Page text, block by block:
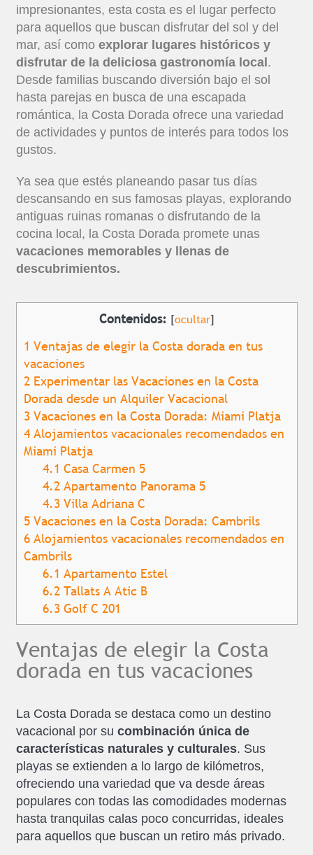
impresionantes, esta costa es el lugar perfecto
para aquellos que buscan disfrutar del sol y del
mar, así como explorar lugares históricos y
disfrutar de la deliciosa gastronomía local .
Desde familias buscando diversión bajo el sol
hasta parejas en busca de una escapada
romántica, la Costa Dorada ofrece una variedad
de actividades y puntos de interés para todos los
gustos.
Ya sea que estés planeando pasar tus días
descansando en sus famosas playas, explorando
antiguas ruinas romanas o disfrutando de la
cocina local, la Costa Dorada promete unas
vacaciones memorables y llenas de
descubrimientos.
Contenidos: [ocultar]
1 Ventajas de elegir la Costa dorada en tus
vacaciones
2Experimentar las Vacaciones en la Costa
Dorada desde un Alquiler Vacacional
3Vacaciones en la Costa Dorada: Miami Platja
4Alojamientos vacacionales recomendados en
Miami Platja
4.1 Casa Carmen 5
4.2Apartamento Panorama 5
4.3Villa Adriana C
5Vacaciones en la Costa Dorada: Cambrils
6Alojamientos vacacionales recomendados en
Cambrils
6.1 Apartamento Estel
6.2Tallats A Atic B
6.3Golf C 201
Ventajas de elegir la Costa
dorada en tus vacaciones
La Costa Dorada se destaca como un destino
vacacional por su combinación única de
características naturales y culturales. Sus
playas se extienden a lo largo de kilómetros,
ofreciendo una variedad que va desde áreas
populares con todas las comodidades modernas
hasta tranquilas calas poco concurridas, ideales
para aquellos que buscan un retiro más privado.